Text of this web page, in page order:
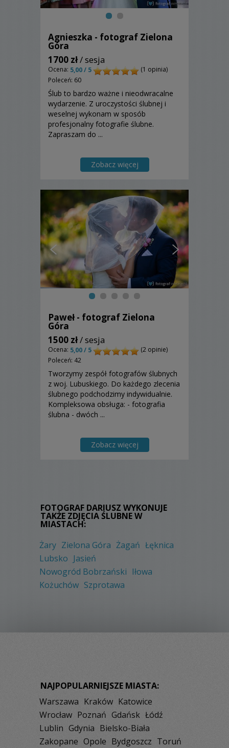
Agnieszka - fotograf Zielona
Góra
1700 zł/ sesja
Ocena: 5,00 / 5
(1 opinia)
Poleceń: 60
Ślub to bardzo ważne i nieodwracalne
wydarzenie. Z uroczystości ślubnej i
weselnej wykonam w sposób
profesjonalny fotografie ślubne.
Zapraszam do ...
Zobacz więcej
Paweł - fotograf Zielona
Góra
1500 zł/ sesja
Ocena: 5,00 / 5
(2 opinie)
Poleceń: 42
Tworzymy zespół fotografów ślubnych
z woj. Lubuskiego. Do każdego zlecenia
ślubnego podchodzimy indywidualnie.
Kompleksowa obsługa: - fotografia
ślubna - dwóch ...
Zobacz więcej
FOTOGRAF DARIUSZ WYKONUJE
TAKŻE ZDJĘCIA ŚLUBNE W
MIASTACH:
Żary Zielona Góra Żagań Łęknica
Lubsko Jasień
Nowogród Bobrzański Iłowa
Kożuchów Szprotawa
NAJPOPULARNIEJSZE MIASTA:
Warszawa Kraków Katowice
Wrocław Poznań Gdańsk Łódź
Lublin Gdynia Bielsko-Biała
Zakopane Opole Bydgoszcz Toruń